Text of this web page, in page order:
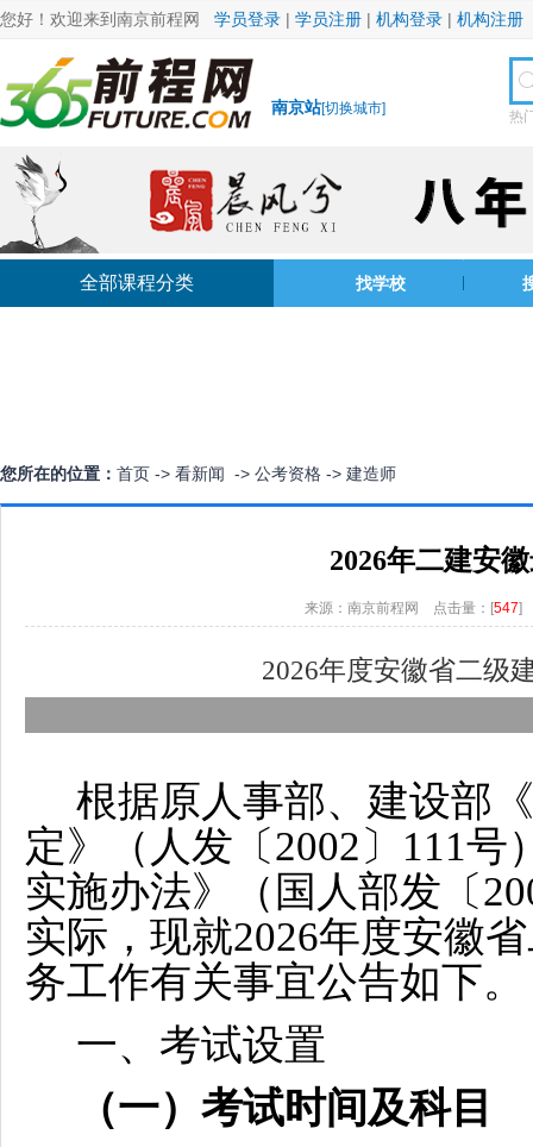
您好！欢迎来到南京前程网 学员登录 | 学员注册 | 机构登录 | 机构注册
南京站[切换城市] 热
全部课程分类 找学校
您所在的位置： 首页 -> 看新闻 -> 公考资格 -> 建造师
2026年二建安
来源：南京前程网 点击量：[547]
2026年度安徽省二级
根据原人事部、建设部
定》（人发〔2002〕111
实施办法》（国人部发〔
实际，现就2026年度安徽
务工作有关事宜公告如下。
一、考试设置
（一）考试时间及科目